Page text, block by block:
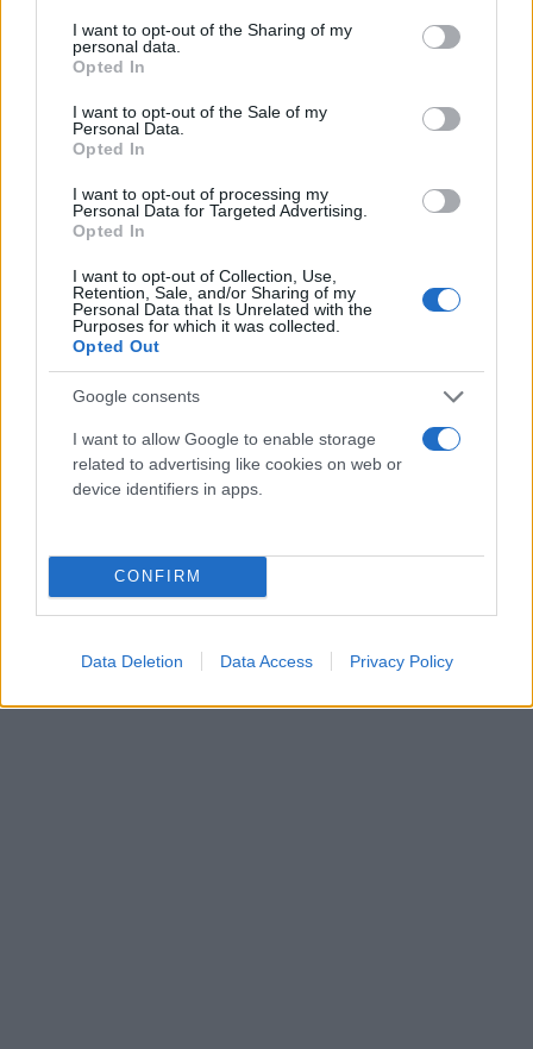
not limited to your visit or usage behaviour. You may click to
grant or deny consent to Google and its third-party tags to
use your data for below specified purposes in below Google
consent section.
I want to opt-out of the Sharing of my
personal data.
Opted In
I want to opt-out of the Sale of my
Personal Data.
Opted In
I want to opt-out of processing my
Personal Data for Targeted Advertising.
Opted In
I want to opt-out of Collection, Use,
Retention, Sale, and/or Sharing of my
Personal Data that Is Unrelated with the
Purposes for which it was collected.
Opted Out
Google consents
I want to allow Google to enable storage
related to advertising like cookies on web or
device identifiers in apps.
CONFIRM
Data Deletion Data Access Privacy Policy
Στη νέα ιδιοκτησία θα δοθεί το χρονικό περιθώριο
συμμορφώσει με τους περιβαλλοντικούς
κανονισμούς τη ΛΑΡΚΟ, με πηγές της αγοράς να
τοποθετούν το ύψος των απαιτούμενων
επενδύσεων για τον εκσυγχρονισμό της
μεταλλουργίας άνω των 200-300 εκατ. ευρώ.